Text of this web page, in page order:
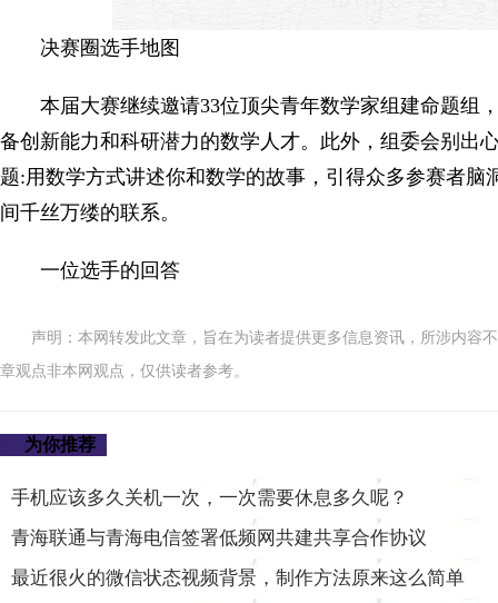
决赛圈选手地图
本届大赛继续邀请33位顶尖青年数学家组建命题组
备创新能力和科研潜力的数学人才。此外，组委会别出
题:用数学方式讲述你和数学的故事，引得众多参赛者
间千丝万缕的联系。
一位选手的回答
声明：本网转发此文章，旨在为读者提供更多信息资讯，所涉内容
章观点非本网观点，仅供读者参考。
为你推荐
手机应该多久关机一次，一次需要休息多久呢？
青海联通与青海电信签署低频网共建共享合作协议
最近很火的微信状态视频背景，制作方法原来这么简单